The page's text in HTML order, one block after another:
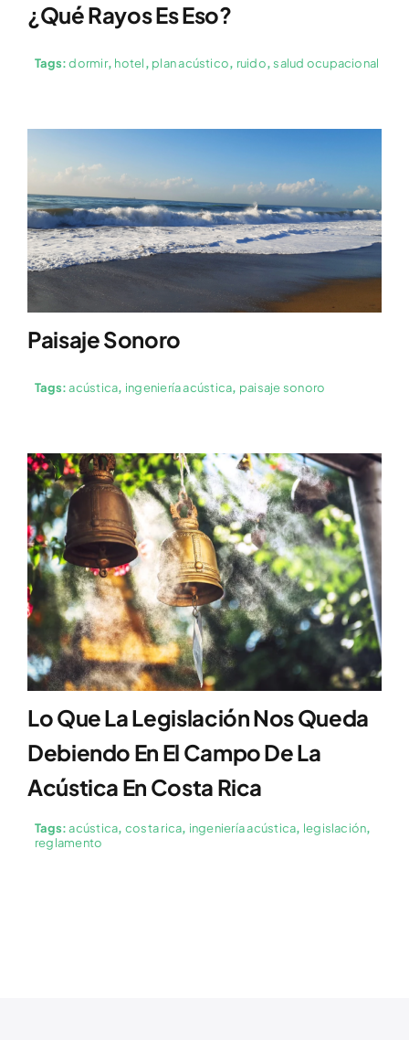
¿Qué Rayos Es Eso?
Tags:dormir, hotel, plan acústico, ruido,salud ocupacional
Paisaje Sonoro
Tags:acústica, ingeniería acústica, paisaje sonoro
Lo Que La Legislación Nos Queda
Debiendo En El Campo De La
Acústica En Costa Rica
Tags:acústica, costa rica, ingeniería acústica, legislación,
reglamento